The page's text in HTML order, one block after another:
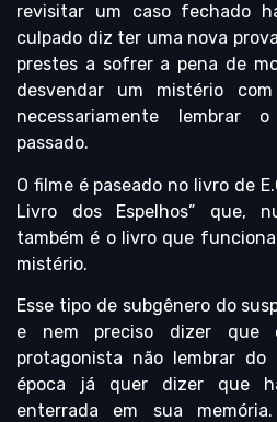
revisitar um caso fechado
culpado diz ter uma nova
prestes a sofrer a pena de
desvendar um mistério
necessariamente lembrar
passado.
O filme é paseado no livro de
Livro dos Espelhos” que,
também é o livro que
mistério.
Esse tipo de subgênero do
e nem preciso dizer
protagonista não lembrar do
época já quer dizer que
enterrada em sua